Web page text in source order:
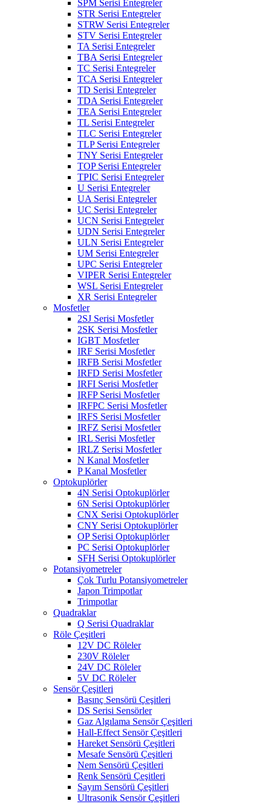
SPM Serisi Entegreler
STR Serisi Entegreler
STRW Serisi Entegreler
STV Serisi Entegreler
TA Serisi Entegreler
TBA Serisi Entegreler
TC Serisi Entegreler
TCA Serisi Entegreler
TD Serisi Entegreler
TDA Serisi Entegreler
TEA Serisi Entegreler
TL Serisi Entegreler
TLC Serisi Entegreler
TLP Serisi Entegreler
TNY Serisi Entegreler
TOP Serisi Entegreler
TPIC Serisi Entegreler
U Serisi Entegreler
UA Serisi Entegreler
UC Serisi Entegreler
UCN Serisi Entegreler
UDN Serisi Entegreler
ULN Serisi Entegreler
UM Serisi Entegreler
UPC Serisi Entegreler
VIPER Serisi Entegreler
WSL Serisi Entegreler
XR Serisi Entegreler
Mosfetler
2SJ Serisi Mosfetler
2SK Serisi Mosfetler
IGBT Mosfetler
IRF Serisi Mosfetler
IRFB Serisi Mosfetler
IRFD Serisi Mosfetler
IRFI Serisi Mosfetler
IRFP Serisi Mosfetler
IRFPC Serisi Mosfetler
IRFS Serisi Mosfetler
IRFZ Serisi Mosfetler
IRL Serisi Mosfetler
IRLZ Serisi Mosfetler
N Kanal Mosfetler
P Kanal Mosfetler
Optokuplörler
4N Serisi Optokuplörler
6N Serisi Optokuplörler
CNX Serisi Optokuplörler
CNY Serisi Optokuplörler
OP Serisi Optokuplörler
PC Serisi Optokuplörler
SFH Serisi Optokuplörler
Potansiyometreler
Çok Turlu Potansiyometreler
Japon Trimpotlar
Trimpotlar
Quadraklar
Q Serisi Quadraklar
Röle Çeşitleri
12V DC Röleler
230V Röleler
24V DC Röleler
5V DC Röleler
Sensör Çeşitleri
Basınç Sensörü Çeşitleri
DS Serisi Sensörler
Gaz Algılama Sensör Çeşitleri
Hall-Effect Sensör Çeşitleri
Hareket Sensörü Çeşitleri
Mesafe Sensörü Çeşitleri
Nem Sensörü Çeşitleri
Renk Sensörü Çeşitleri
Sayım Sensörü Çeşitleri
Ultrasonik Sensör Çeşitleri